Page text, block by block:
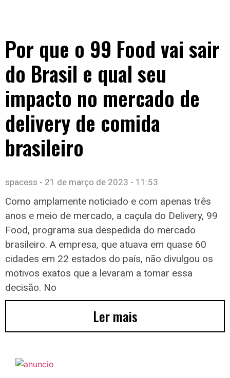
Por que o 99 Food vai sair
do Brasil e qual seu
impacto no mercado de
delivery de comida
brasileiro
spacess 21 de março de 2023 11:53
Como amplamente noticiado e com apenas três
anos e meio de mercado, a caçula do Delivery, 99
Food, programa sua despedida do mercado
brasileiro. A empresa, que atuava em quase 60
cidades em 22 estados do país, não divulgou os
motivos exatos que a levaram a tomar essa
decisão. No
Ler mais